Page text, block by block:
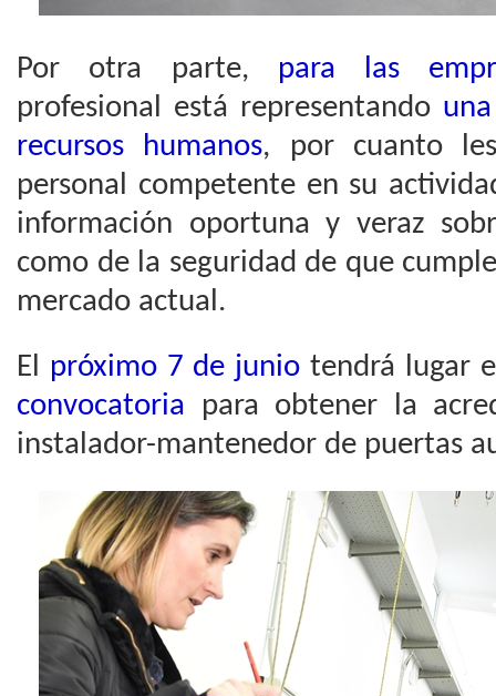
Por otra parte, para las
profesional está representando
recursos humanos, por cuanto
personal competente en su
información oportuna y veraz
como de la seguridad de que
mercado actual.
El próximo 7 de juniotendrá lugar
convocatoria para obtener la
instalador-mantenedor de puertas